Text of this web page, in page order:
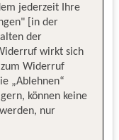
jederzeit Ihre
[in der
der
wirkt sich
Widerruf
„Ablehnen“
können keine
nur